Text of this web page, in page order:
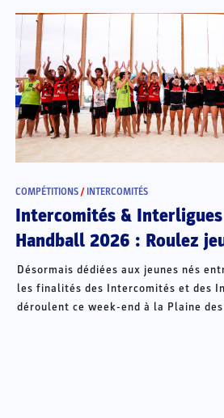
COMPÉTITIONS / INTERCOMITÉS
Intercomités & Interligues
Handball 2026 : Roulez
Désormais dédiées aux jeunes nés
les finalités des Intercomités et des
déroulent ce week-end à la Plaine